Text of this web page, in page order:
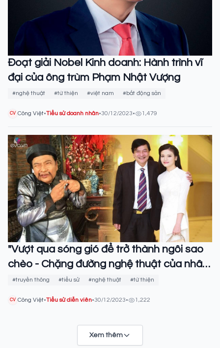
Đoạt giải Nobel Kinh doanh: Hành trình vĩ
đại của ông trùm Phạm Nhật Vượng
#nghệ thuật #từ thiện #việt nam #bất động sản
CV Công Việt•Tiểu sử doanh nhân•30/12/2023• 1,479
"Vượt qua sóng gió để trở thành ngôi sao
chèo - Chặng đường nghệ thuật của nhân
vật Quốc Anh"
#truyền thông #tiểu sử #nghệ thuật #từ thiện
CV Công Việt•Tiểu sử diễn viên•30/12/2023• 1,222
Xem thêm